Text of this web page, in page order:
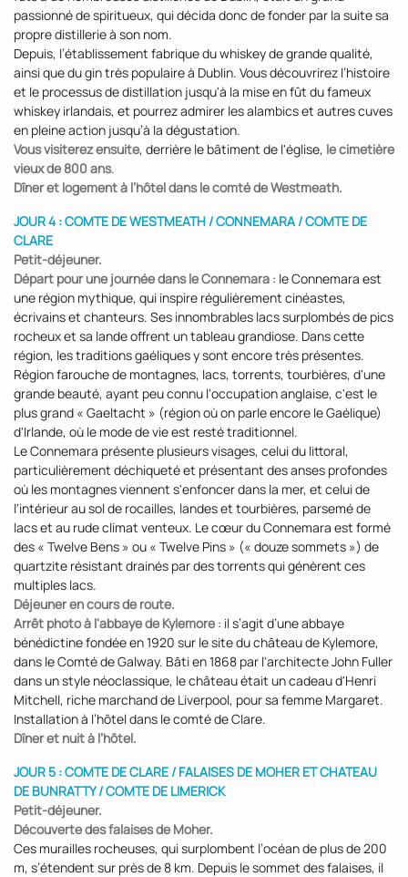
passionné de spiritueux, qui décida donc de fonder par la suite sa
propre distillerie à son nom.
Depuis, l’établissement fabrique du whiskey de grande qualité,
ainsi que du gin très populaire à Dublin. Vous découvrirez l’histoire
et le processus de distillation jusqu'à la mise en fût du fameux
whiskey irlandais, et pourrez admirer les alambics et autres cuves
en pleine action jusqu’à la dégustation.
Vous visiterez ensuite, derrière le bâtiment de l'église, le cimetière
vieux de 800 ans.
Dîner et logement à l’hôtel dans le comté de Westmeath.
JOUR 4 : COMTE DE WESTMEATH / CONNEMARA / COMTE DE
CLARE
Petit-déjeuner.
Départ pour une journée dans le Connemara : le Connemara est
une région mythique, qui inspire régulièrement cinéastes,
écrivains et chanteurs. Ses innombrables lacs surplombés de pics
rocheux et sa lande offrent un tableau grandiose. Dans cette
région, les traditions gaéliques y sont encore très présentes.
Région farouche de montagnes, lacs, torrents, tourbières, d'une
grande beauté, ayant peu connu l'occupation anglaise, c'est le
plus grand « Gaeltacht » (région où on parle encore le Gaélique)
d'Irlande, où le mode de vie est resté traditionnel.
Le Connemara présente plusieurs visages, celui du littoral,
particulièrement déchiqueté et présentant des anses profondes
où les montagnes viennent s'enfoncer dans la mer, et celui de
l'intérieur au sol de rocailles, landes et tourbières, parsemé de
lacs et au rude climat venteux. Le cœur du Connemara est formé
des « Twelve Bens » ou « Twelve Pins » (« douze sommets ») de
quartzite résistant drainés par des torrents qui génèrent ces
multiples lacs.
Déjeuner en cours de route.
Arrêt photo à l'abbaye de Kylemore : il s’agit d’une abbaye
bénédictine fondée en 1920 sur le site du château de Kylemore,
dans le Comté de Galway. Bâti en 1868 par l'architecte John Fuller
dans un style néoclassique, le château était un cadeau d'Henri
Mitchell, riche marchand de Liverpool, pour sa femme Margaret.
Installation à l’hôtel dans le comté de Clare.
Dîner et nuit à l’hôtel.
JOUR 5 : COMTE DE CLARE / FALAISES DE MOHER ET CHATEAU
DE BUNRATTY / COMTE DE LIMERICK
Petit-déjeuner.
Découverte des falaises de Moher.
Ces murailles rocheuses, qui surplombent l’océan de plus de 200
m, s’étendent sur près de 8 km. Depuis le sommet des falaises, il